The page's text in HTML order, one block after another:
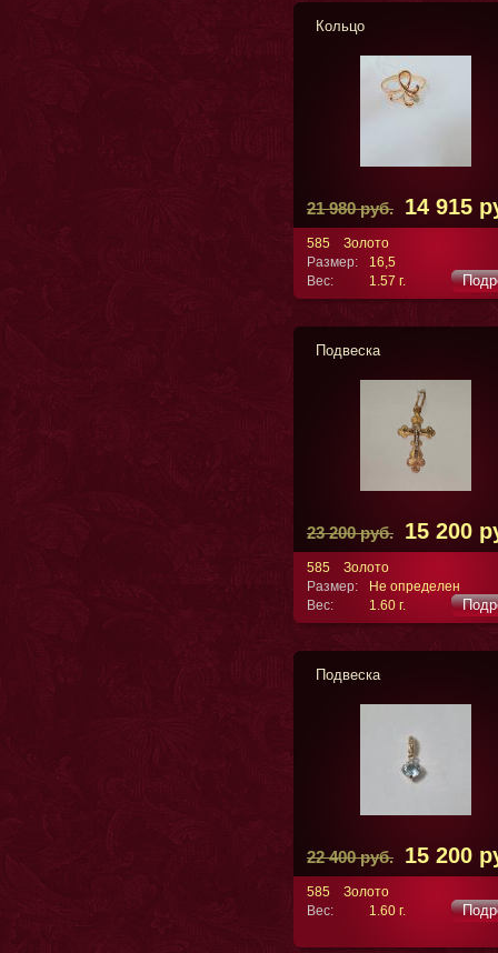
Кольцо
21 980 руб. 14 915
585
Золото
Размер:
16,5
Вес:
1.57 г.
Подвеска
23 200 руб. 15 200
585
Золото
Размер:
Не определен
Вес:
1.60 г.
Подвеска
22 400 руб. 15 200
585
Золото
Вес:
1.60 г.